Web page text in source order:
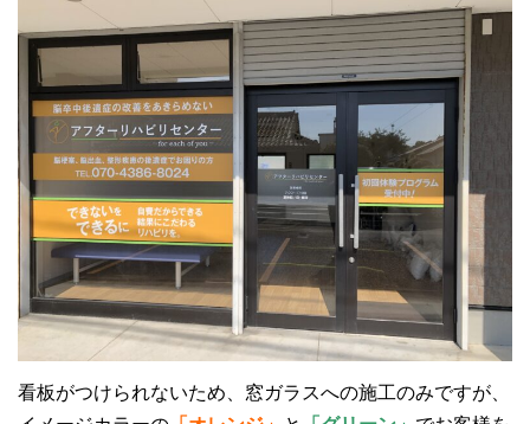
看板がつけられないため、窓ガラスへの施工のみですが、